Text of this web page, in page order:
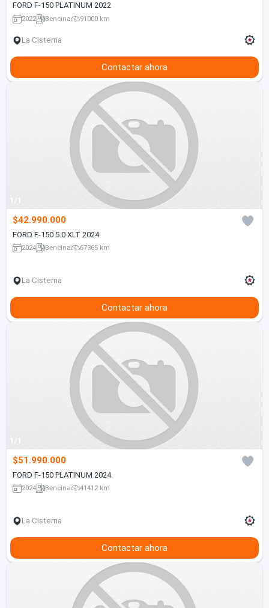
FORD F-150 PLATINUM 2022
2022 Bencina 91000 km
La Cisterna
Contactar ahora
1/1
$42.990.000
FORD F-150 5.0 XLT 2024
2024 Bencina 67365 km
La Cisterna
Contactar ahora
1/1
$51.990.000
FORD F-150 PLATINUM 2024
2024 Bencina 41412 km
La Cisterna
Contactar ahora